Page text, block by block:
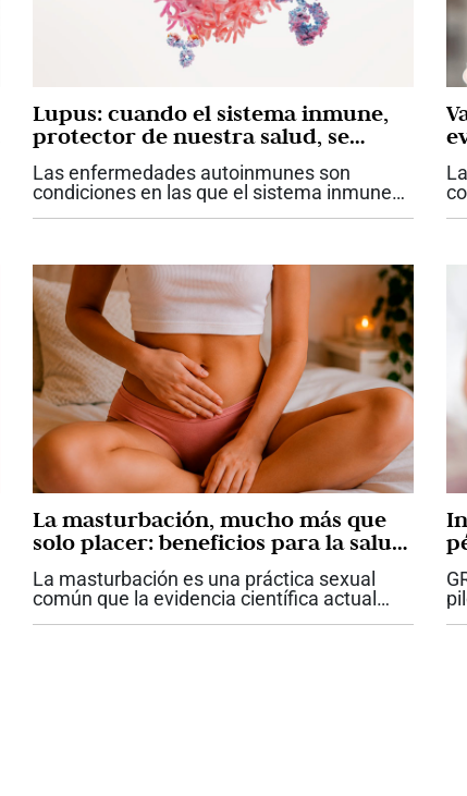
Lupus: cuando el sistema inmune,
protector de nuestra salud, se
convierte en adversario
Las enfermedades autoinmunes son
condiciones en las que el sistema inmune
población...
La masturbación, mucho más que
solo placer: beneficios para la salud
física y mental
La masturbación es una práctica sexual
común que la evidencia científica actual